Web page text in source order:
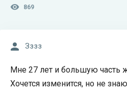
869
Зззз
Мне 27 лет и большую часть
Хочется изменится, но не